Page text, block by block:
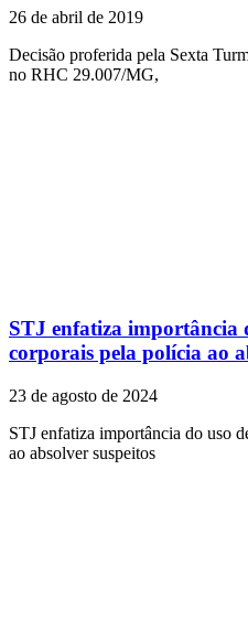
26 de abril de 2019
Decisão proferida pela Sexta
no RHC 29.007/MG,
STJ enfatiza importância
corporais pela polícia ao
23 de agosto de 2024
STJ enfatiza importância do uso
ao absolver suspeitos